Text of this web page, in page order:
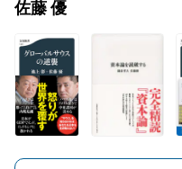
佐藤 優